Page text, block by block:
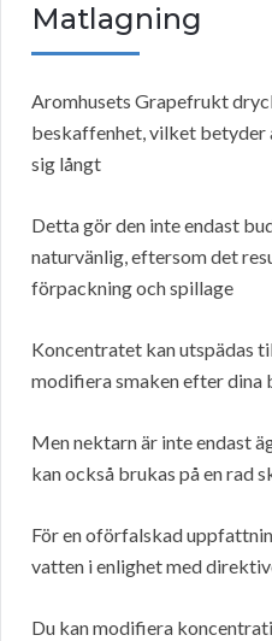
Matlagning
Aromhusets Grapefrukt
beskaffenhet, vilket
sig långt
Detta gör den inte endast
naturvänlig, eftersom det
förpackning och spillage
Koncentratet kan utspädas
modifiera smaken efter dina
Men nektarn är inte endast
kan också brukas på en rad
För en oförfalskad
vatten i enlighet med
Du kan modifiera